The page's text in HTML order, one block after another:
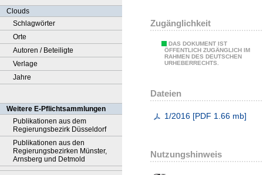
Clouds
Schlagwörter
Orte
Autoren / Beteiligte
Verlage
Jahre
Weitere E-Pflichtsammlungen
Publikationen aus dem
Regierungsbezirk Düsseldorf
Publikationen aus den
Regierungsbezirken Münster,
Arnsberg und Detmold
Zugänglichkeit
DAS DOKUMENT IST
ÖFFENTLICH ZUGÄNGLICH IM
RAHMEN DES DEUTSCHEN
URHEBERRECHTS.
Dateien
1/2016 [PDF 1.66 mb]
Nutzungshinweis